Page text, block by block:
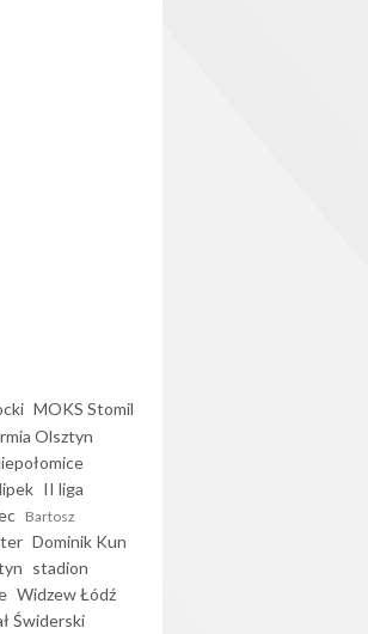
MOKS Stomil
Olsztyn
II liga
Bartosz
Dominik Kun
stadion
Widzew Łódź
Świderski